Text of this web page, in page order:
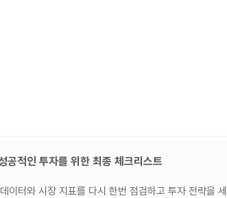
공적인 투자를 위한 최종 체크리스트
이터와 시장 지표를 다시 한번 점검하고 투자 전략을